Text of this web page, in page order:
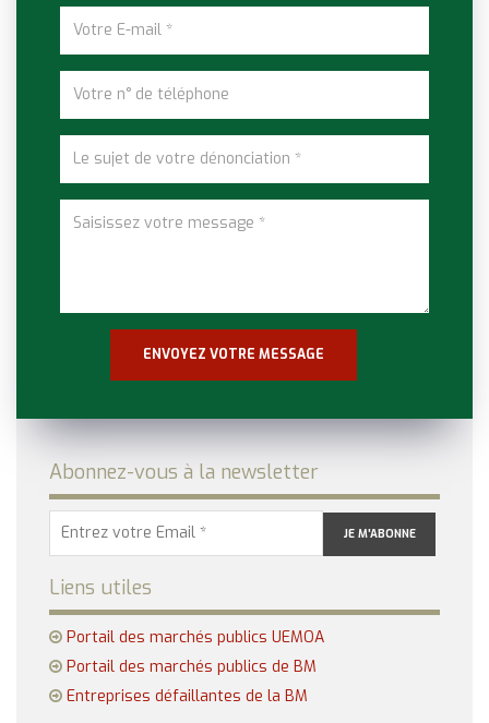
Abonnez-vous à la newsletter
Liens utiles
Portail des marchés publics UEMOA
Portail des marchés publics de BM
Entreprises défaillantes de la BM